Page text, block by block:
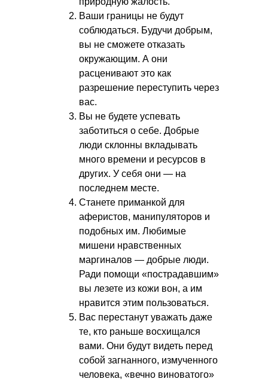
Ваши границы не будут
соблюдаться. Будучи добрым,
вы не сможете отказать
окружающим. А они
расценивают это как
разрешение переступить через
вас.
Вы не будете успевать
заботиться о себе. Добрые
люди склонны вкладывать
много времени и ресурсов в
других. У себя они — на
последнем месте.
Станете приманкой для
аферистов, манипуляторов и
подобных им. Любимые
мишени нравственных
маргиналов — добрые люди.
Ради помощи «пострадавшим»
вы лезете из кожи вон, а им
нравится этим пользоваться.
Вас перестанут уважать даже
те, кто раньше восхищался
вами. Они будут видеть перед
собой загнанного, измученного
человека, «вечно виноватого»